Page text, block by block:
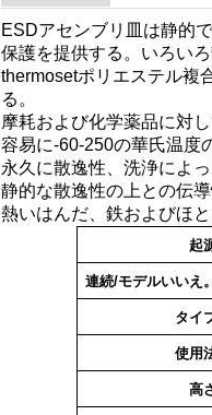
ESDアセンブリ皿は静的
保護を提供する。いろい
thermosetポリエステル複
る。
摩耗および化学薬品に対
容易に-60-250の華氏温度
永久に散逸性、洗浄によ
静的な散逸性の上との伝
熱いはんだ、鉄およびほ
起
連続/モデルいいえ。
タイ
使用
高